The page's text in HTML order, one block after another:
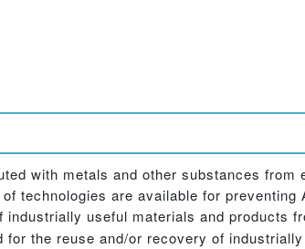
with metals and other substances from
technologies are available for preventing
useful materials and products
for the reuse and/or recovery of